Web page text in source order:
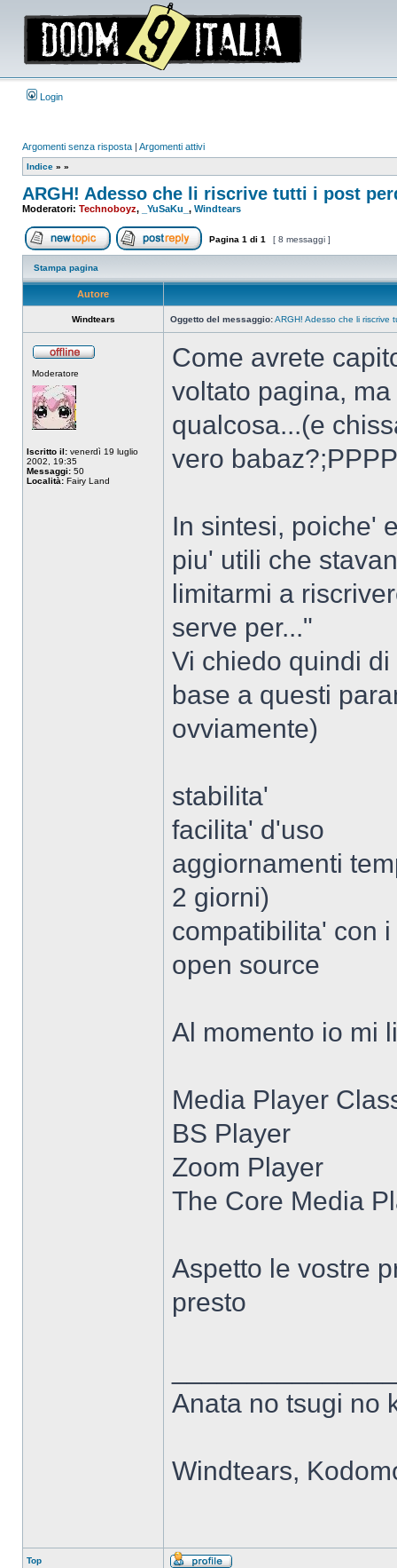
Login
Argomenti senza risposta | Argomenti attivi
Indice » »
ARGH! Adesso che li riscrive tutti i post
Moderatori: Technoboyz, _YuSaKu_ , Windtears
Apri un nuovo argomentoRispondi all’argomento
Pagina 1 di 1 [ 8 messaggi ]
Stampa pagina
Autore
Windtears Oggetto del messaggio:ARGH! Adesso che li riscrive
Moderatore
Iscritto il: venerdì 19 luglio
2002, 19:35
Messaggi: 50
Località: Fairy Land
Come avrete
voltato pagina,
qualcosa...(e
vero
In sintesi, poiche'
piu' utili che
limitarmi a
serve per..."
Vi chiedo quindi
base a questi
ovviamente)
stabilita'
facilita' d'uso
aggiornamenti
2 giorni)
compatibilita' con
open source
Al momento io mi
Media Player
BS Player
Zoom Player
The Core Media
Aspetto le vostre
presto
Anata no tsugi no
Windtears,
Top